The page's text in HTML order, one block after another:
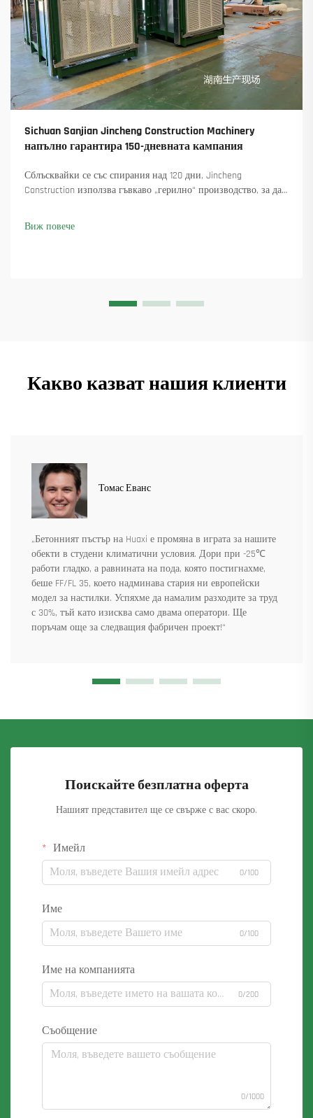
Sichuan Sanjian Jincheng Construction Machinery
напълно гарантира 150-дневната кампания
Сблъсквайки се със спирания над 120 дни, Jincheng
Construction използва гъвкаво „герилно“ производство, за да
Вижте как са поддържали производството в движение.
Виж повече
Какво казват нашия клиенти
Томас Еванс
„Бетонният пъстър на Huaxi е промяна в играта за нашите
обекти в студени климатични условия. Дори при -25℃
работи гладко, а равнината на пода, която постигнахме,
беше FF/FL 35, което надминава стария ни европейски
модел за настилки. Успяхме да намалим разходите за труд
с 30%, тъй като изисква само двама оператори. Ще
поръчам още за следващия фабричен проект!“
Поискайте безплатна оферта
Нашият представител ще се свърже с вас скоро.
Имейл
0/100
Име
0/100
Име на компанията
0/200
Съобщение
0/1000